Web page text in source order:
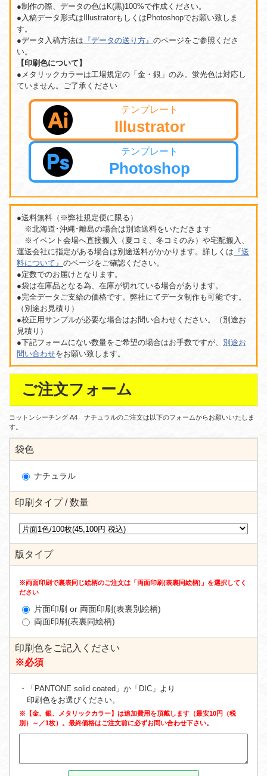
●制作の際、データの色はK(黒)100%で作成ください。
●入稿データ形式はIllustratorもしくはPhotoshopでお願い致しま
す。
●データ入稿方法は 『データの送り方』 のページをご参照くださ
い。
【印刷色について】
●メタリックカラーは工場規定の「金・銀」のみ。蛍光色は対応し
ていません。ご了承ください
テンプレート
Illustrator
テンプレート
Photoshop
●送料無料（※弊社規定便に限る）
※北海道･沖縄･離島の場合は別途送料をいただきます
※イベント会場へ直接搬入（夏コミ、冬コミのみ）や宅配搬入、
運送会社に指定がある場合は別途送料がかかります。詳しくは 『送
料について』 のページをご確認ください。
●定数でのお届けとなります。
●袋は在庫品となる為、在庫が切れている場合があります。
●完全データご支給の価格です。弊社にてデータ制作も可能です。
（別途お見積り）
●校正用サンプルが必要な場合はお問い合わせください。（別途お
見積り）
●下記フォームにない数量をご希望の場合はお手数ですが、 別途お
問い合わせをお願い致します。
ご注文フォーム
コットンシーチング A4 ナチュラルのご注文は以下のフォームからお願いいたしま
す。
袋色
ナチュラル
印刷タイプ / 数量
版タイプ
※両面印刷で裏表同じ絵柄のご注文は「両面印刷(表裏同絵柄)」を選択してく
ださい
片面印刷 or 両面印刷(表裏別絵柄)
両面印刷(表裏同絵柄)
印刷色をご記入ください
※必須
・「PANTONE solid coated」か「DIC」より
印刷色をお選びください。
※【金、銀、メタリックカラー】は追加費用を頂戴します（最安10円（税
別）～／1枚）。最終価格はご注文前に必ずお問い合わせ下さい。